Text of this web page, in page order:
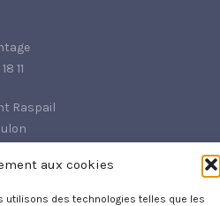
aux cookies
utilisons des technologies telles que les
11
Raspail